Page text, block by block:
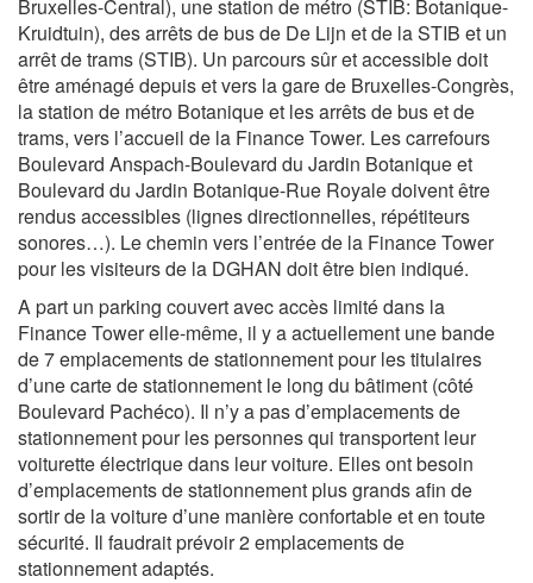
Bruxelles-Central), une station de métro (STIB: Botanique-
Kruidtuin), des arrêts de bus de De Lijn et de la STIB et un
arrêt de trams (STIB). Un parcours sûr et accessible doit
être aménagé depuis et vers la gare de Bruxelles-Congrès,
la station de métro Botanique et les arrêts de bus et de
trams, vers l’accueil de la Finance Tower. Les carrefours
Boulevard Anspach-Boulevard du Jardin Botanique et
Boulevard du Jardin Botanique-Rue Royale doivent être
rendus accessibles (lignes directionnelles, répétiteurs
sonores…). Le chemin vers l’entrée de la Finance Tower
pour les visiteurs de la DGHAN doit être bien indiqué.
A part un parking couvert avec accès limité dans la
Finance Tower elle-même, il y a actuellement une bande
de 7 emplacements de stationnement pour les titulaires
d’une carte de stationnement le long du bâtiment (côté
Boulevard Pachéco). Il n’y a pas d’emplacements de
stationnement pour les personnes qui transportent leur
voiturette électrique dans leur voiture. Elles ont besoin
d’emplacements de stationnement plus grands afin de
sortir de la voiture d’une manière confortable et en toute
sécurité. Il faudrait prévoir 2 emplacements de
stationnement adaptés.